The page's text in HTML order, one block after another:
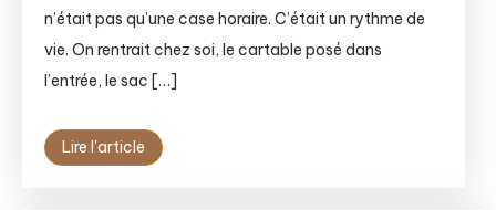
n’était pas qu’une case horaire. C’était un rythme de
vie. On rentrait chez soi, le cartable posé dans
l’entrée, le sac […]
Lire l'article